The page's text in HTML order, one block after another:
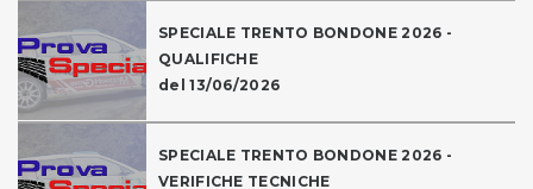
SPECIALE TRENTO BONDONE 2026 -
QUALIFICHE
del 13/06/2026
SPECIALE TRENTO BONDONE 2026 -
VERIFICHE TECNICHE